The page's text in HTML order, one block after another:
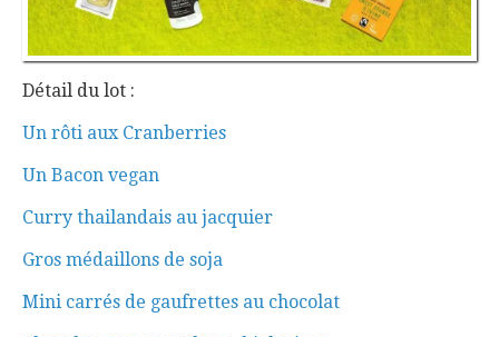
Détail du lot :
Un rôti aux Cranberries
Un Bacon vegan
Curry thailandais au jacquier
Gros médaillons de soja
Mini carrés de gaufrettes au chocolat